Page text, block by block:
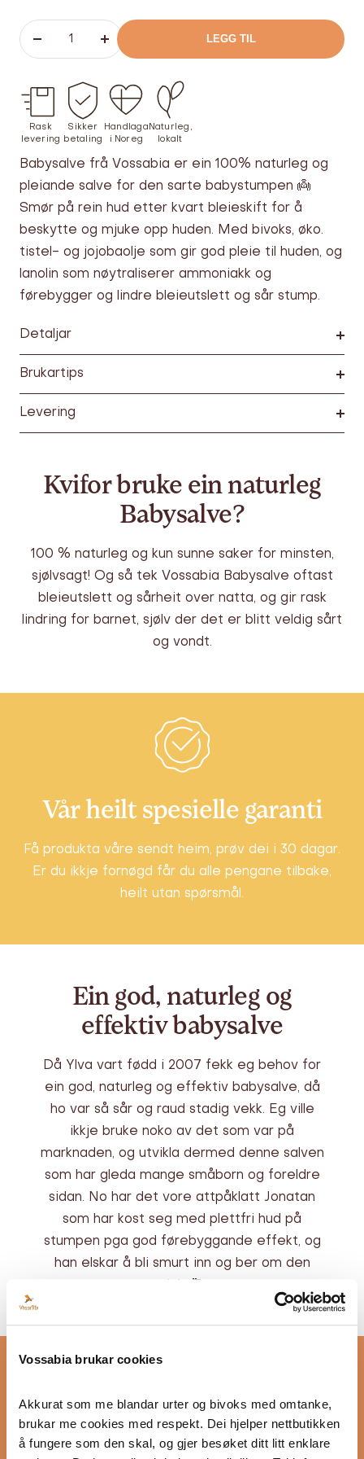
Vossabia brukar cookies
Akkurat som me blandar urter og bivoks med omtanke,
brukar me cookies med respekt. Dei hjelper nettbutikken
å fungere som den skal, og gjer besøket ditt litt enklare
Øk
LEGG TIL
Rask
levering
Sikker
betaling
Handlaga
i Noreg
Naturleg,
lokalt
Babysalve frå Vossabia er ein 100% naturleg og
pleiande salve for den sarte babystumpen 👼
Smør på rein hud etter kvart bleieskift for å
beskytte og mjuke opp huden. Med bivoks, øko.
tistel- og jojobaolje som gir god pleie til huden, og
lanolin som nøytraliserer ammoniakk og
førebygger og lindre bleieutslett og sår stump.
Detaljar
Brukartips
Levering
Kvifor bruke ein naturleg
Babysalve?
100 % naturleg og kun sunne saker for minsten,
sjølvsagt! Og så tek Vossabia Babysalve oftast
bleieutslett og sårheit over natta, og gir rask
lindring for barnet, sjølv der det er blitt veldig sårt
og vondt.
Vår heilt spesielle garanti
Få produkta våre sendt heim, prøv dei i 30 dagar.
Er du ikkje fornøgd får du alle pengane tilbake,
heilt utan spørsmål.
Ein god, naturleg og
effektiv babysalve
Då Ylva vart fødd i 2007 fekk eg behov for
ein god, naturleg og effektiv babysalve, då
ho var så sår og raud stadig vekk. Eg ville
ikkje bruke noko av det som var på
marknaden, og utvikla dermed denne salven
som har gleda mange småborn og foreldre
sidan. No har det vore attpåklatt Jonatan
som har kost seg med plettfri hud på
stumpen pga god førebyggande effekt, og
han elskar å bli smurt inn og ber om den